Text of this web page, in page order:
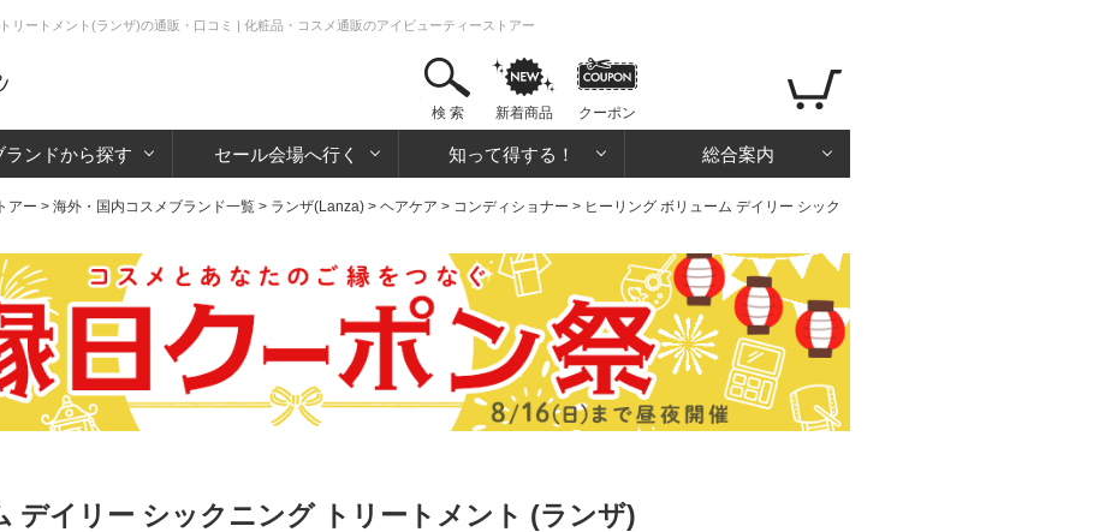
リートメント(ランザ)の通販・口コミ | 化粧品・コスメ通販のアイビューティーストアー
検 索 新着商品 クーポン
ランドから探す セール会場へ行く 知って得する！ 総合案内
アー > 海外・国内コスメブランド一覧 > ランザ(Lanza) > ヘアケア > コンディショナー > ヒーリング ボリューム デイリー シック
デイリー シックニング トリートメント (ランザ)